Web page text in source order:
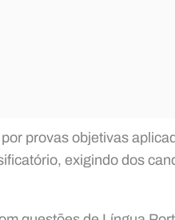
provas objetivas
exigindo dos